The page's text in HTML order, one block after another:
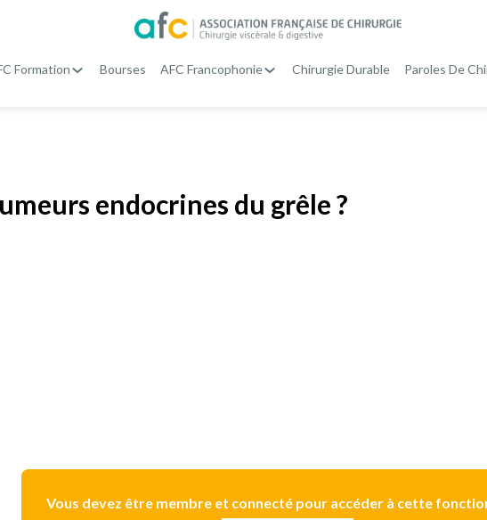
Formation Bourses AFC Francophonie Chirurgie Durable Paroles De
endocrines du grêle ?
Vous devez être membre et connecté pour accéder à cette